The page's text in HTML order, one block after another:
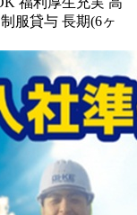
制服貸与 長期(6ヶ